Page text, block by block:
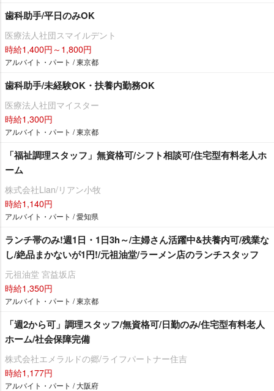
歯科助手/平日のみOK
医療法人社団スマイルデント
時給1,400円～1,800円
アルバイト・パート / 東京都
歯科助手/未経験OK・扶養内勤務OK
医療法人社団マイスター
時給1,300円
アルバイト・パート / 東京都
「福祉調理スタッフ」無資格可/シフト相談可/住宅型有料老人ホ
ーム
株式会社Lian/リアン小牧
時給1,140円
アルバイト・パート / 愛知県
ランチ帯のみ!週1日・1日3h～/主婦さん活躍中&扶養内可/残業な
し/絶品まかないが1円!/元祖油堂/ラーメン店のランチスタッフ
元祖油堂 宮益坂店
時給1,350円
アルバイト・パート / 東京都
「週2から可」調理スタッフ/無資格可/日勤のみ/住宅型有料老人
ホーム/社会保障完備
株式会社エメラルドの郷/ライフパートナー住吉
時給1,177円
アルバイト・パート / 大阪府